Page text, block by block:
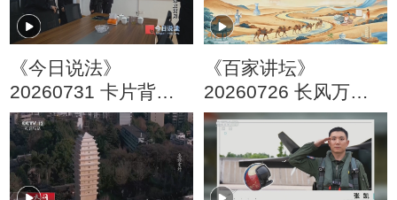
《今日说法》
20260731 卡片背后
的非法放贷网
《百家讲坛》
20260726 长风万里 5
洛阳纸贵在欧洲